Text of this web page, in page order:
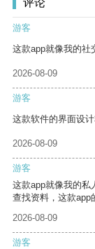
评论
游客
这款app就像我的社
2026-08-09
游客
这款软件的界面设
2026-08-09
游客
这款app就像我的私
查找资料，这款app
2026-08-09
游客